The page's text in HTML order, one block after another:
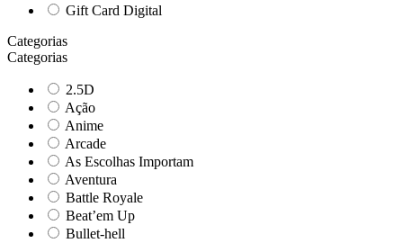
Gift Card Digital
Categorias
Categorias
2.5D
Ação
Anime
Arcade
As Escolhas Importam
Aventura
Battle Royale
Beat’em Up
Bullet-hell